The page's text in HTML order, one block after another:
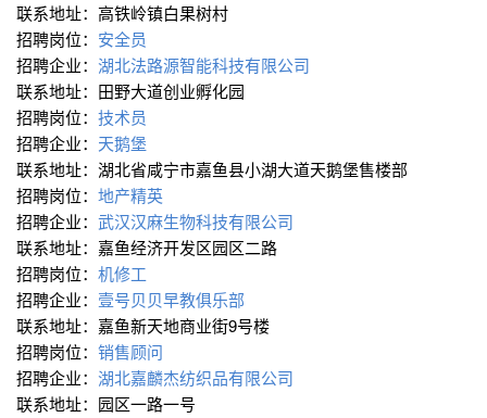
联系地址：高铁岭镇白果树村
招聘岗位： 安全员
招聘企业： 湖北法路源智能科技有限公司
联系地址：田野大道创业孵化园
招聘岗位： 技术员
招聘企业： 天鹅堡
联系地址：湖北省咸宁市嘉鱼县小湖大道天鹅堡售楼部
招聘岗位： 地产精英
招聘企业： 武汉汉麻生物科技有限公司
联系地址：嘉鱼经济开发区园区二路
招聘岗位： 机修工
招聘企业： 壹号贝贝早教俱乐部
联系地址：嘉鱼新天地商业街9号楼
招聘岗位： 销售顾问
招聘企业： 湖北嘉麟杰纺织品有限公司
联系地址：园区一路一号